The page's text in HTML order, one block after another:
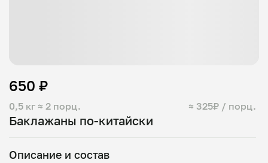
Баклажаны по-китайски
0,5 кг ≈ 2 порц. ≈ 325₽ / порц.
650 ₽
Описание и состав